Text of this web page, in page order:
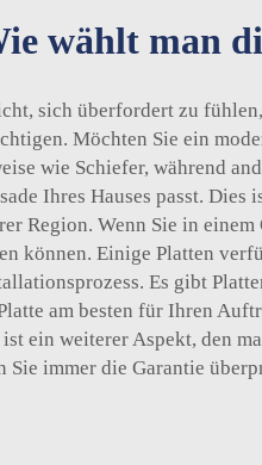
wählt man
sich überfordert zu
Möchten Sie ein
wie Schiefer, während
Ihres Hauses passt.
Region. Wenn Sie in einem
können. Einige Platten
Es gibt
am besten für Ihren
ein weiterer Aspekt, den
Sie immer die Garantie